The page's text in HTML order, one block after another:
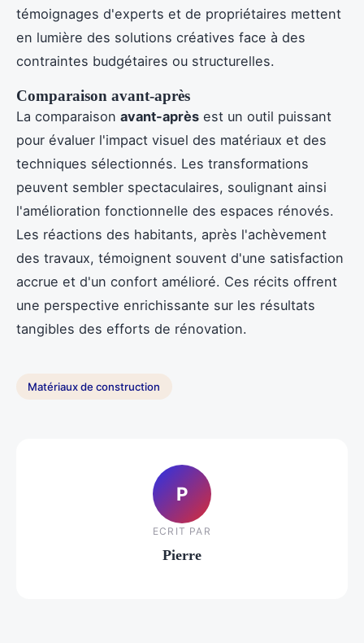
témoignages d'experts et de propriétaires mettent
en lumière des solutions créatives face à des
contraintes budgétaires ou structurelles.
Comparaison avant-après
La comparaison avant-après est un outil puissant
pour évaluer l'impact visuel des matériaux et des
techniques sélectionnés. Les transformations
peuvent sembler spectaculaires, soulignant ainsi
l'amélioration fonctionnelle des espaces rénovés.
Les réactions des habitants, après l'achèvement
des travaux, témoignent souvent d'une satisfaction
accrue et d'un confort amélioré. Ces récits offrent
une perspective enrichissante sur les résultats
tangibles des efforts de rénovation.
Matériaux de construction
P
ECRIT PAR
Pierre